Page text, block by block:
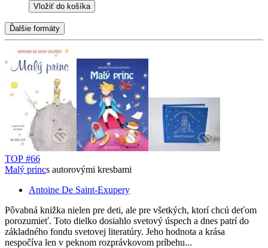
Vložiť do košíka
Ďalšie formáty
TOP #66
Malý princs autorovými kresbami
Antoine De Saint-Exupery
Pôvabná knižka nielen pre deti, ale pre všetkých, ktorí chcú deťom
porozumieť. Toto dielko dosiahlo svetový úspech a dnes patrí do
základného fondu svetovej literatúry. Jeho hodnota a krása
nespočíva len v peknom rozprávkovom príbehu...